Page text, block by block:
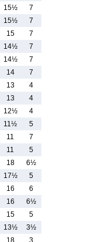
15½
7
15½
7
15
7
14½
7
14½
7
14
7
13
4
13
4
12½
4
11½
5
11
7
11
5
18
6½
17½
5
16
6
16
6½
15
5
13½
3½
18 3